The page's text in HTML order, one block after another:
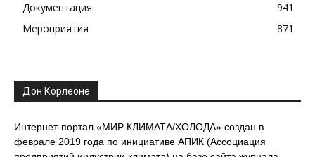
Документация
941
Мероприятия
871
Дон Корлеоне
Интернет-портал «МИР КЛИМАТА/ХОЛОДА» создан в
феврале 2019 года по инициативе АПИК (Ассоциация